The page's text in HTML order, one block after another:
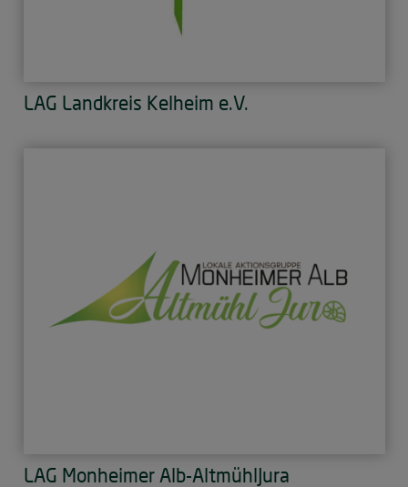
LAG Landkreis Kelheim e.V.
LAG Monheimer Alb-AltmühlJura